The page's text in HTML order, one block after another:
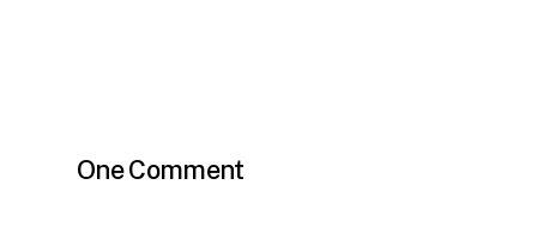
One Comment